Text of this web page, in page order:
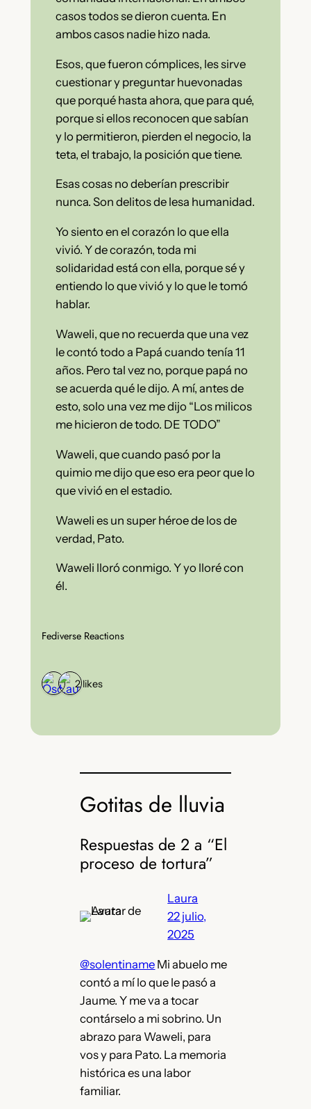
casos todos se dieron cuenta. En
ambos casos nadie hizo nada.
Esos, que fueron cómplices, les sirve
cuestionar y preguntar huevonadas
que porqué hasta ahora, que para qué,
porque si ellos reconocen que sabían
y lo permitieron, pierden el negocio, la
teta, el trabajo, la posición que tiene.
Esas cosas no deberían prescribir
nunca. Son delitos de lesa humanidad.
Yo siento en el corazón lo que ella
vivió. Y de corazón, toda mi
solidaridad está con ella, porque sé y
entiendo lo que vivió y lo que le tomó
hablar.
Waweli, que no recuerda que una vez
le contó todo a Papá cuando tenía 11
años. Pero tal vez no, porque papá no
se acuerda qué le dijo. A mí, antes de
esto, solo una vez me dijo “Los milicos
me hicieron de todo. DE TODO”
Waweli, que cuando pasó por la
quimio me dijo que eso era peor que lo
que vivió en el estadio.
Waweli es un super héroe de los de
verdad, Pato.
Waweli lloró conmigo. Y yo lloré con
él.
Fediverse Reactions
2 likes
Gotitas de lluvia
Respuestas de 2 a “El
proceso de tortura”
Laura
22 julio,
2025
@solentiname Mi abuelo me
contó a mí lo que le pasó a
Jaume. Y me va a tocar
contárselo a mi sobrino. Un
abrazo para Waweli, para
vos y para Pato. La memoria
histórica es una labor
familiar.